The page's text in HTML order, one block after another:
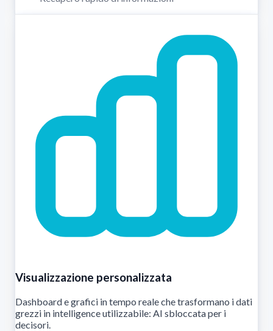
Visualizzazione personalizzata
Dashboard e grafici in tempo reale che trasformano i dati
grezzi in intelligence utilizzabile: AI sbloccata per i
decisori.